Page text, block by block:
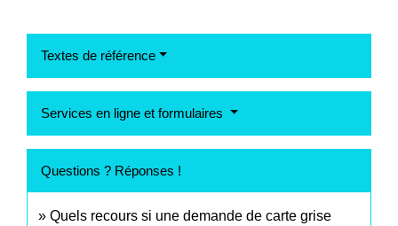
Textes de référence
Services en ligne et formulaires
Questions ? Réponses !
Quels recours si une demande de carte grise